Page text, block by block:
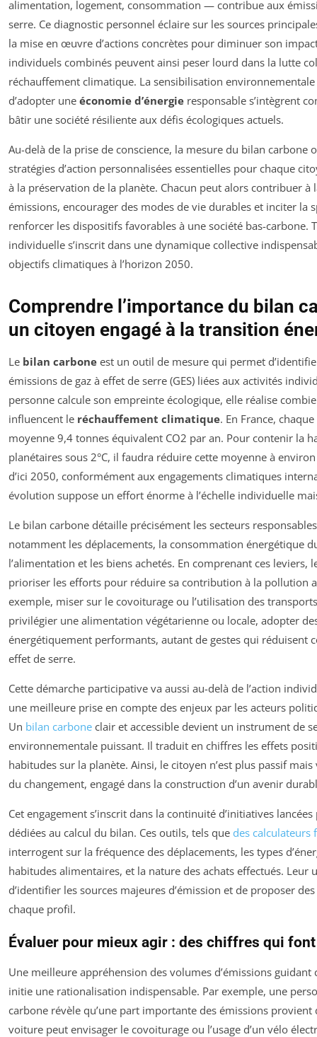
alimentation, logement, consommation — contribue aux
serre. Ce diagnostic personnel éclaire sur les sources
la mise en œuvre d’actions concrètes pour diminuer son
individuels combinés peuvent ainsi peser lourd dans la lutte
réchauffement climatique. La sensibilisation environnementale
d’adopter une économie d’énergie responsable s’intègrent
bâtir une société résiliente aux défis écologiques actuels.
Au-delà de la prise de conscience, la mesure du bilan carbone
stratégies d’action personnalisées essentielles pour chaque
à la préservation de la planète. Chacun peut alors contribuer à
émissions, encourager des modes de vie durables et inciter la
renforcer les dispositifs favorables à une société bas-carbone.
individuelle s’inscrit dans une dynamique collective
objectifs climatiques à l’horizon 2050.
Comprendre l’importance du bilan
un citoyen engagé à la transition
Le bilan carbone est un outil de mesure qui permet
émissions de gaz à effet de serre (GES) liées aux activités
personne calcule son empreinte écologique, elle réalise
influencent le réchauffement climatique. En France,
moyenne 9,4 tonnes équivalent CO2 par an. Pour contenir la
planétaires sous 2°C, il faudra réduire cette moyenne à
d’ici 2050, conformément aux engagements climatiques
évolution suppose un effort énorme à l’échelle individuelle
Le bilan carbone détaille précisément les secteurs
notamment les déplacements, la consommation énergétique
l’alimentation et les biens achetés. En comprenant ces leviers,
prioriser les efforts pour réduire sa contribution à la pollution
exemple, miser sur le covoiturage ou l’utilisation des
privilégier une alimentation végétarienne ou locale, adopter
énergétiquement performants, autant de gestes qui réduisent
effet de serre.
Cette démarche participative va aussi au-delà de l’action
une meilleure prise en compte des enjeux par les acteurs
Un bilan carbone clair et accessible devient un instrument de
environnementale puissant. Il traduit en chiffres les effets
habitudes sur la planète. Ainsi, le citoyen n’est plus passif
du changement, engagé dans la construction d’un avenir
Cet engagement s’inscrit dans la continuité d’initiatives
dédiées au calcul du bilan. Ces outils, tels que des calculateurs
interrogent sur la fréquence des déplacements, les types
habitudes alimentaires, et la nature des achats effectués. Leur
d’identifier les sources majeures d’émission et de proposer
chaque profil.
Évaluer pour mieux agir : des chiffres qui
Une meilleure appréhension des volumes d’émissions
initie une rationalisation indispensable. Par exemple, une
carbone révèle qu’une part importante des émissions provient
voiture peut envisager le covoiturage ou l’usage d’un vélo